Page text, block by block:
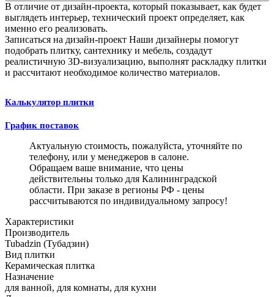
В отличие от дизайн-проекта, который показывает, как будет
выглядеть интерьер, технический проект определяет, как
именно его реализовать.
Записаться на дизайн-проект Наши дизайнеры помогут
подобрать плитку, сантехнику и мебель, создадут
реалистичную 3D-визуализацию, выполнят раскладку плитки
и рассчитают необходимое количество материалов.
Калькулятор плитки
График поставок
Актуальную стоимость, пожалуйста, уточняйте по
телефону, или у менеджеров в салоне.
Обращаем ваше внимание, что цены
действительны только для Калининградской
области. При заказе в регионы РФ - цены
рассчитываются по индивидуальному запросу!
Характеристики
Производитель
Tubadzin (Тубадзин)
Вид плитки
Керамическая плитка
Назначение
для ванной, для комнаты, для кухни